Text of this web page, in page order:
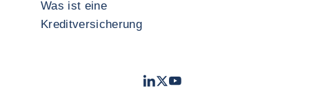
Was ist eine
Kreditversicherung
LinkedIn
TwitterYouTube